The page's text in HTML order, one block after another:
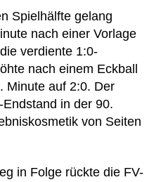
Spielhälfte gelang
nach einer Vorlage
verdiente 1:0-
nach einem Eckball
Minute auf 2:0. Der
in der 90.
von Seiten
in Folge rückte die FV-